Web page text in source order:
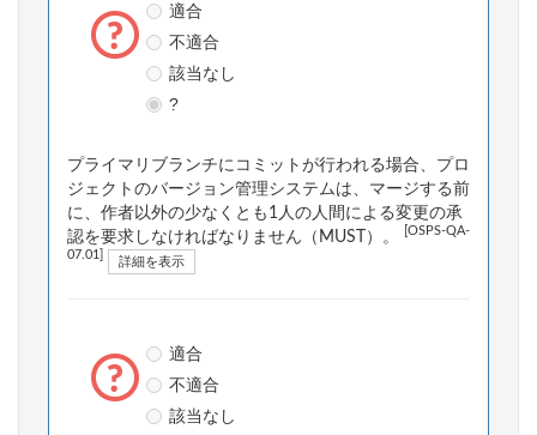
適合
不適合
該当なし
?
プライマリブランチにコミットが行われる場合、プロ
ジェクトのバージョン管理システムは、マージする前
に、作者以外の少なくとも1人の人間による変更の承
認を要求しなければなりません（MUST）。
[OSPS-QA-
07.01] 詳細を表示
適合
不適合
該当なし